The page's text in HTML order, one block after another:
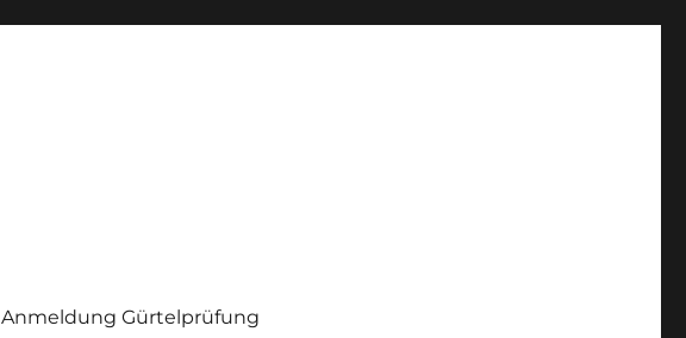
Anmeldung Gürtelprüfung